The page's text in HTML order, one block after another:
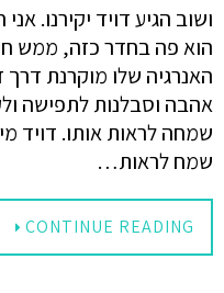
ושוב הגיע דויד יקירנו.
הוא פה בחדר כזה, ממש
האנרגיה שלו מוקרנת דרך
אהבה וסבלנות לתפישה
שמחה לראות אותו. דויד
שמח לראות…
CONTINUE READING